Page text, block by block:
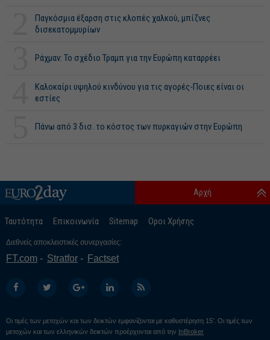
Παγκόσμια έξαρση στις κλοπές χαλκού, μπίζνες
δισεκατομμυρίων
Ράχμαν: Το σχέδιο Τραμπ για την Ευρώπη καταρρέει
Καλοκαίρι υψηλού κινδύνου για τις αγορές-Ποιες είναι οι
εστίες
Πάνω από 3 δισ. το κόστος των πυρκαγιών στην Ευρώπη
Ταυτότητα Επικοινωνία Sitemap Οροι Χρήσης
Αρχή
Διεθνείς αποκλειστικές συνεργασίες:
FT.com Stratfor Factset
Οι τιμές των μετοχών και των δεικτών εμφανίζονται με καθυστέρηση 15’. Οι τιμές των
μετοχών και των ελληνικών δεικτών προέρχονται από την InBroker